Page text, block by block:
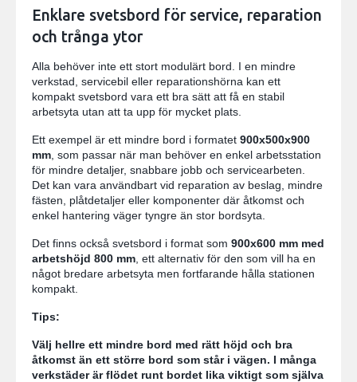
Enklare svetsbord för service, reparation
och trånga ytor
Alla behöver inte ett stort modulärt bord. I en mindre
verkstad, servicebil eller reparationshörna kan ett
kompakt svetsbord vara ett bra sätt att få en stabil
arbetsyta utan att ta upp för mycket plats.
Ett exempel är ett mindre bord i formatet 900x500x900
mm , som passar när man behöver en enkel arbetsstation
för mindre detaljer, snabbare jobb och servicearbeten.
Det kan vara användbart vid reparation av beslag, mindre
fästen, plåtdetaljer eller komponenter där åtkomst och
enkel hantering väger tyngre än stor bordsyta.
Det finns också svetsbord i format som 900x600 mm med
arbetshöjd 800 mm , ett alternativ för den som vill ha en
något bredare arbetsyta men fortfarande hålla stationen
kompakt.
Tips:
Välj hellre ett mindre bord med rätt höjd och bra
åtkomst än ett större bord som står i vägen. I många
verkstäder är flödet runt bordet lika viktigt som själva